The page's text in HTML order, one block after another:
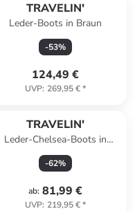
TRAVELIN'
Leder-Boots in Braun
-53%
124,49 €
UVP: 269,95 €*
TRAVELIN'
Leder-Chelsea-Boots in
Schwarz
-62%
ab: 81,99 €
UVP: 219,95 €*